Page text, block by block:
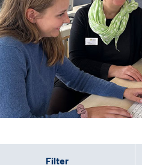
Beratungsstellen &
Zuweisende
Suche
Leichte Sprache
Gebärdensprache
Filter